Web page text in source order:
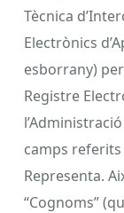
Tècnica
Electrònics
esborrany)
Registre
camps referits
Representa.
“Cognoms”